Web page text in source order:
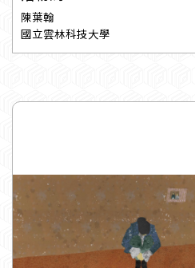
陳葉翰
國立雲林科技大學